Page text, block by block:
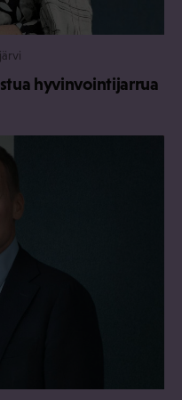
hyvinvointijarrua